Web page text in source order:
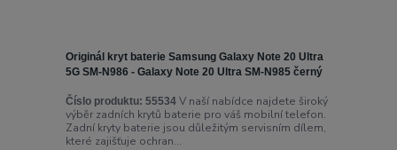
Originál kryt baterie Samsung Galaxy Note 20 Ultra
5G SM-N986 - Galaxy Note 20 Ultra SM-N985 černý
Číslo produktu: 55534V naší nabídce najdete široký
výběr zadních krytů baterie pro váš mobilní telefon.
Zadní kryty baterie jsou důležitým servisním dílem,
které zajišťuje ochran...